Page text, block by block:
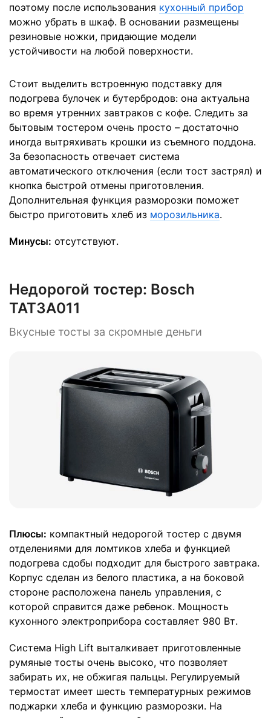
поэтому после использования кухонный прибор
можно убрать в шкаф. В основании размещены
резиновые ножки, придающие модели
устойчивости на любой поверхности.
Стоит выделить встроенную подставку для
подогрева булочек и бутербродов: она актуальна
во время утренних завтраков с кофе. Следить за
бытовым тостером очень просто – достаточно
иногда вытряхивать крошки из съемного поддона.
За безопасность отвечает система
автоматического отключения (если тост застрял) и
кнопка быстрой отмены приготовления.
Дополнительная функция разморозки поможет
быстро приготовить хлеб из морозильника.
Минусы: отсутствуют.
Недорогой тостер: Bosch
TAT3A011
Вкусные тосты за скромные деньги
Плюсы: компактный недорогой тостер с двумя
отделениями для ломтиков хлеба и функцией
подогрева сдобы подходит для быстрого завтрака.
Корпус сделан из белого пластика, а на боковой
стороне расположена панель управления, с
которой справится даже ребенок. Мощность
кухонного электроприбора составляет 980 Вт.
Система High Lift выталкивает приготовленные
румяные тосты очень высоко, что позволяет
забирать их, не обжигая пальцы. Регулируемый
термостат имеет шесть температурных режимов
поджарки хлеба и функцию разморозки. На